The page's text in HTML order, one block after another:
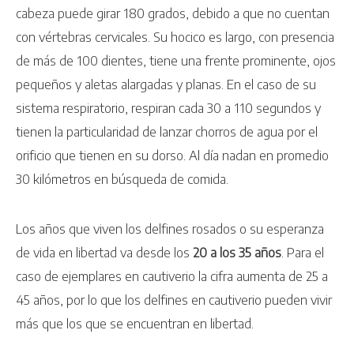
cabeza puede girar 180 grados, debido a que no cuentan
con vértebras cervicales. Su hocico es largo, con presencia
de más de 100 dientes, tiene una frente prominente, ojos
pequeños y aletas alargadas y planas. En el caso de su
sistema respiratorio, respiran cada 30 a 110 segundos y
tienen la particularidad de lanzar chorros de agua por el
orificio que tienen en su dorso. Al día nadan en promedio
30 kilómetros en búsqueda de comida.
Los años que viven los delfines rosados o su esperanza
de vida en libertad va desde los 20 a los 35 años . Para el
caso de ejemplares en cautiverio la cifra aumenta de 25 a
45 años, por lo que los delfines en cautiverio pueden vivir
más que los que se encuentran en libertad.